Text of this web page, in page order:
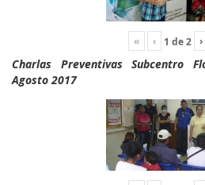
« ‹ 1 de2 ›
Charlas Preventivas Subcentro
Agosto 2017